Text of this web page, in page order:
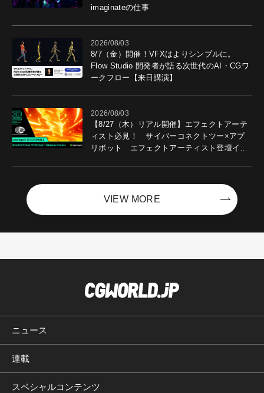
imaginateの仕事
2026/08/03
8/7（金）開催！VFXはよりシンプルに。
Flow Studio 開発者が語る次世代のAI・CGワ
ークフロー【来日講演】
2026/08/03
【8/27（木）リアル開催】エフェクトアーテ
ィスト必見！ サイバーコネクトツー×アプ
リボット エフェクトアーティスト登壇イベ
VIEW MORE
ニュース
連載
スペシャルコンテンツ